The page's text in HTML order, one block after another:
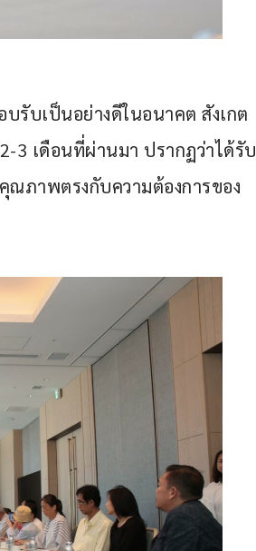
บรับเป็นอย่างดีในอนาคต สังเกต
3 เดือนที่ผ่านมา ปรากฏว่าได้รับ
ณภาพตรงกับความต้องการของ